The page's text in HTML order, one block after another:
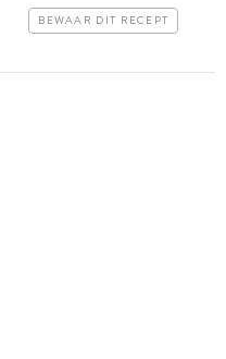
BEWAAR DIT RECEPT